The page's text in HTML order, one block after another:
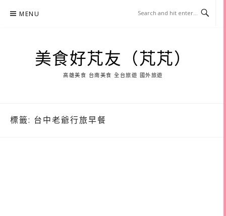
MENU
美食好芃友（芃芃）
高雄美食 台南美食 全台旅遊 國外旅遊
標籤: 台中老爺行旅早餐